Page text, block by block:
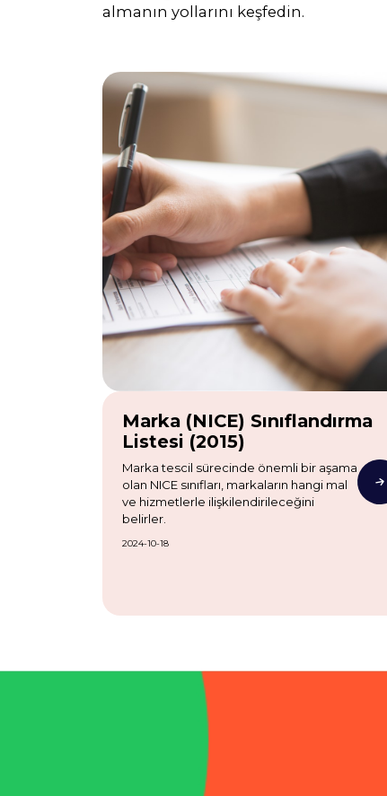
almanın yollarını keşfedin.
Marka (NICE) Sınıflandırma
Listesi (2015)
Marka tescil sürecinde önemli bir aşama
olan NICE sınıfları, markaların hangi mal
ve hizmetlerle ilişkilendirileceğini
belirler.
2024-10-18